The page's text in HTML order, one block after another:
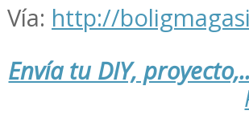
Vía: http://
Envía tu DIY,